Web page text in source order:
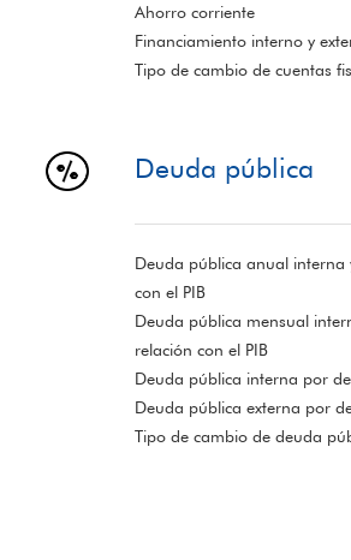
Ahorro corriente
Financiamiento interno y
Tipo de cambio de cuentas
Deuda pública
Deuda pública anual interna
con el PIB
Deuda pública mensual
relación con el PIB
Deuda pública interna por
Deuda pública externa por
Tipo de cambio de deuda